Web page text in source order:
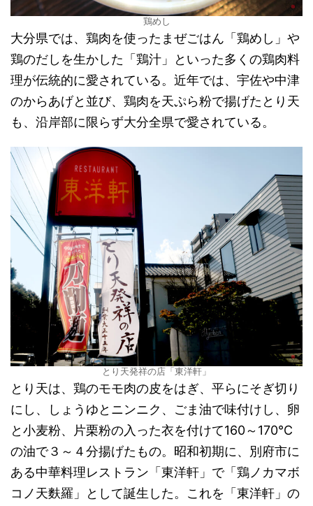
鶏めし
大分県では、鶏肉を使ったまぜごはん「鶏めし」や
鶏のだしを生かした「鶏汁」といった多くの鶏肉料
理が伝統的に愛されている。近年では、宇佐や中津
のからあげと並び、鶏肉を天ぷら粉で揚げたとり天
も、沿岸部に限らず大分全県で愛されている。
とり天発祥の店「東洋軒」
とり天は、鶏のモモ肉の皮をはぎ、平らにそぎ切り
にし、しょうゆとニンニク、ごま油で味付けし、卵
と小麦粉、片栗粉の入った衣を付けて160～170℃
の油で３～４分揚げたもの。昭和初期に、別府市に
ある中華料理レストラン「東洋軒」で「鶏ノカマボ
コノ天麩羅」として誕生した。これを「東洋軒」の